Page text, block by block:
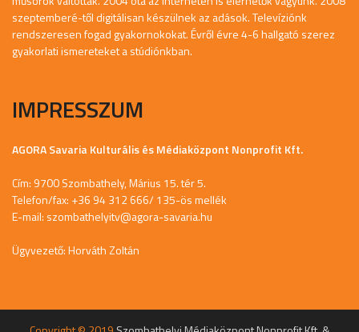
szeptemberé-től digitálisan készülnek az adások. Televíziónk
rendszeresen fogad gyakornokokat. Évről évre 4-6 hallgató szerez
gyakorlati ismereteket a stúdiónkban.
IMPRESSZUM
AGORA Savaria Kulturális és Médiaközpont Nonprofit Kft.
Cím: 9700 Szombathely, Márius 15. tér 5.
Telefon/fax: +36 94 312 666/ 135-ös mellék
E-mail: szombathelyitv@agora-savaria.hu
Ügyvezető: Horváth Zoltán